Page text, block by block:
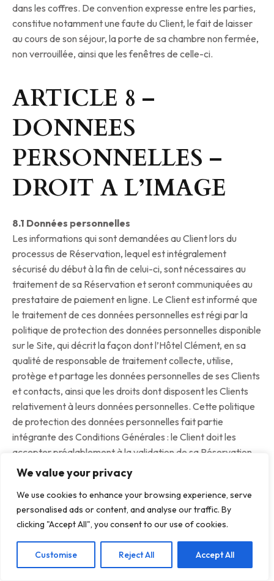
We value your privacy
We use cookies to enhance your browsing experience, serve
personalised ads or content, and analyse our traffic. By
clicking "Accept All", you consent to our use of cookies.
Customise Reject All Accept All
dans les coffres. De convention expresse entre les parties,
constitue notamment une faute du Client, le fait de laisser
au cours de son séjour, la porte de sa chambre non fermée,
non verrouillée, ainsi que les fenêtres de celle-ci.
ARTICLE 8 –
DONNEES
PERSONNELLES –
DROIT A L’IMAGE
8.1 Données personnelles
Les informations qui sont demandées au Client lors du
processus de Réservation, lequel est intégralement
sécurisé du début à la fin de celui-ci, sont nécessaires au
traitement de sa Réservation et seront communiquées au
prestataire de paiement en ligne. Le Client est informé que
le traitement de ces données personnelles est régi par la
politique de protection des données personnelles disponible
sur le Site, qui décrit la façon dont l’Hôtel Clément, en sa
qualité de responsable de traitement collecte, utilise,
protège et partage les données personnelles de ses Clients
et contacts, ainsi que les droits dont disposent les Clients
relativement à leurs données personnelles. Cette politique
de protection des données personnelles fait partie
intégrante des Conditions Générales : le Client doit les
accepter préalablement à la validation de sa Réservation.
En procédant à sa Réservation, le Client consent que l’Hôtel
Clément puisse recueillir des données à caractère
personnel le concernant, afin notamment de (i) remplir ses
obligations vis-à-vis du Client en l’intégrant au fichier
clients, (ii) procéder à la Réservation, (iii) informer le Client,
par e-mail, des offres spéciales et de tout nouveau service